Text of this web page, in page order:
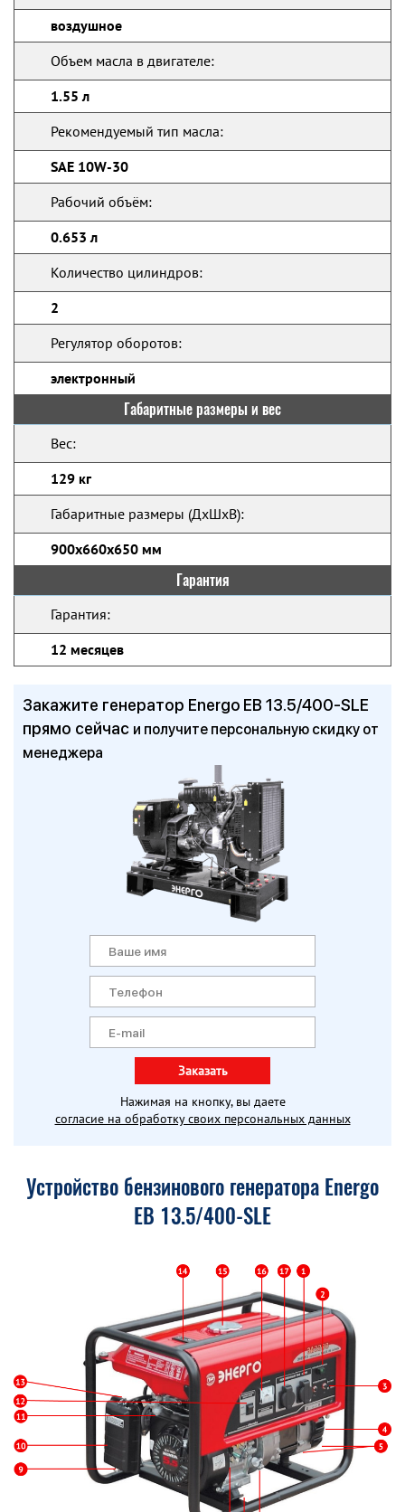
воздушное
Объем масла в двигателе:
1.55 л
Рекомендуемый тип масла:
SAE 10W-30
Рабочий объём:
0.653 л
Количество цилиндров:
2
Регулятор оборотов:
электронный
Габаритные размеры и вес
Вес:
129 кг
Габаритные размеры (ДхШхВ):
900x660x650 мм
Гарантия
Гарантия:
12 месяцев
Закажите генератор Energo EB 13.5/400-SLE
прямо сейчас и получите персональную скидку от
менеджера
Заказать
Нажимая на кнопку, вы даете
согласие на обработку своих персональных данных
Устройство бензинового генератора Energo
EB 13.5/400-SLE